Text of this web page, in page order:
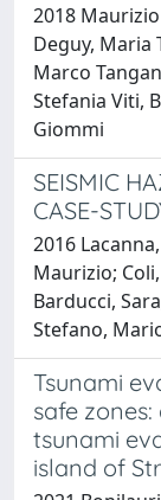
2018
Deguy, Maria
Marco
Stefania Viti,
Giommi
SEISMIC
CASE-
2016
Maurizio;
Barducci,
Stefano,
Tsunami
safe
tsunami
island of